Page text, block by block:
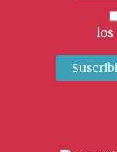
los